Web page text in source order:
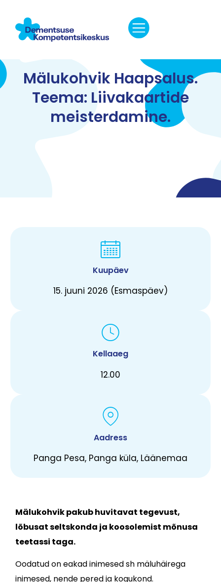
Mälukohvik Haapsalus.
Teema: Liivakaartide
meisterdamine.
Kuupäev
15. juuni 2026 (Esmaspäev)
Kellaaeg
12.00
Aadress
Panga Pesa, Panga küla, Läänemaa
Mälukohvik pakub huvitavat tegevust,
lõbusat seltskonda ja koosolemist mõnusa
teetassi taga.
Oodatud on eakad inimesed sh mäluhäirega
inimesed, nende pered ja kogukond.